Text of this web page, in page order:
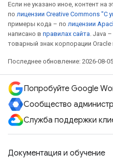
Если не указано иное, контент на
по лицензии Creative Commons "С
примеры кода – по лицензии
написано в правилах сайта. Java
товарный знак корпорации
Последнее обновление: 2026-08-
Попробуйте Google
Сообщество
Служба поддержки
Документация и обучение